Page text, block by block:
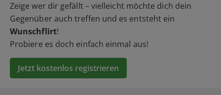
Zeige wer dir gefällt – vielleicht möchte dich dein
Gegenüber auch treffen und es entsteht ein
Wunschflirt!
Probiere es doch einfach einmal aus!
Jetzt kostenlos registrieren